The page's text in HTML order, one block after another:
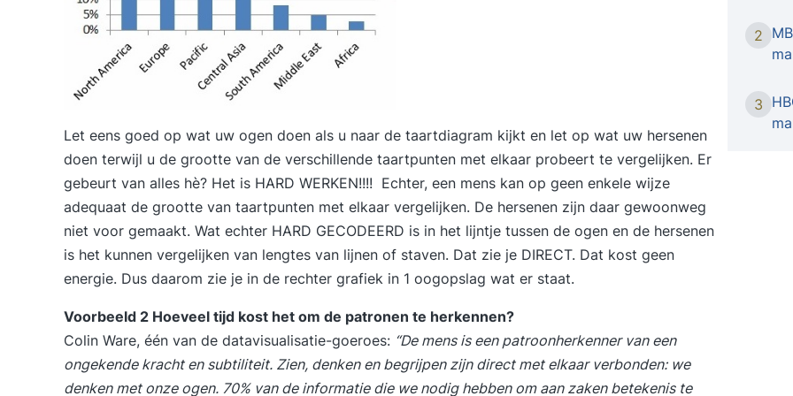
Let eens goed op wat uw ogen doen als u naar de taartdiagram kijkt en let op wat uw hersenen
doen terwijl u de grootte van de verschillende taartpunten met elkaar probeert te vergelijken. Er
gebeurt van alles hè? Het is HARD WERKEN!!!! Echter, een mens kan op geen enkele wijze
adequaat de grootte van taartpunten met elkaar vergelijken. De hersenen zijn daar gewoonweg
niet voor gemaakt. Wat echter HARD GECODEERD is in het lijntje tussen de ogen en de hersenen
is het kunnen vergelijken van lengtes van lijnen of staven. Dat zie je DIRECT. Dat kost geen
energie. Dus daarom zie je in de rechter grafiek in 1 oogopslag wat er staat.
Voorbeeld 2 Hoeveel tijd kost het om de patronen te herkennen?
Colin Ware, één van de datavisualisatie-goeroes: “De mens is een patroonherkenner van een
ongekende kracht en subtiliteit. Zien, denken en begrijpen zijn direct met elkaar verbonden: we
denken met onze ogen. 70% van de informatie die we nodig hebben om aan zaken betekenis te
met
willen
het
2
3